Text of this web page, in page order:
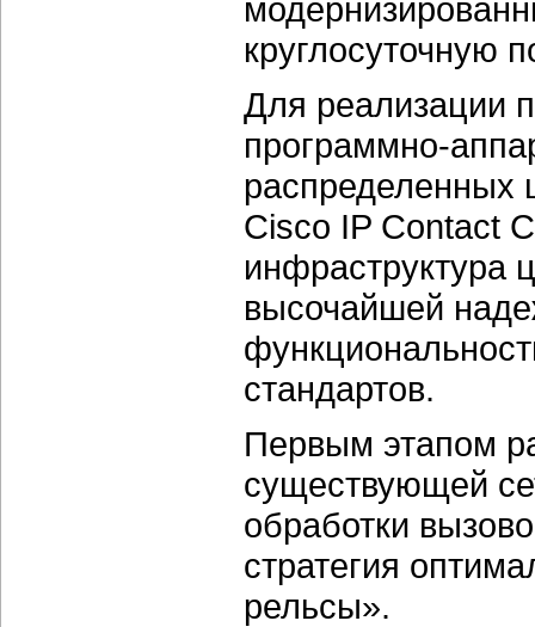
круглосуточную
Для реализации
программно-
распределенных
Cisco IP Contact
инфраструктура
высочайшей
стандартов.
Первым этапом
существующей
обработки
стратегия
рельсы».